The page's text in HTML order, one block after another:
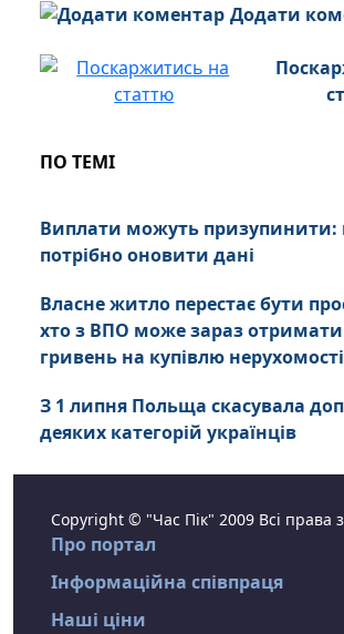
Додати
ПО ТЕМІ
Виплати можуть призупинити:
потрібно оновити дані
Власне житло перестає бути
хто з ВПО може зараз
гривень на купівлю нерухомості
З 1 липня Польща скасувала
деяких категорій українців
Copyright © "Час Пік" 2009 Всі права
Про портал
Інформаційна співпраця
Наші ціни